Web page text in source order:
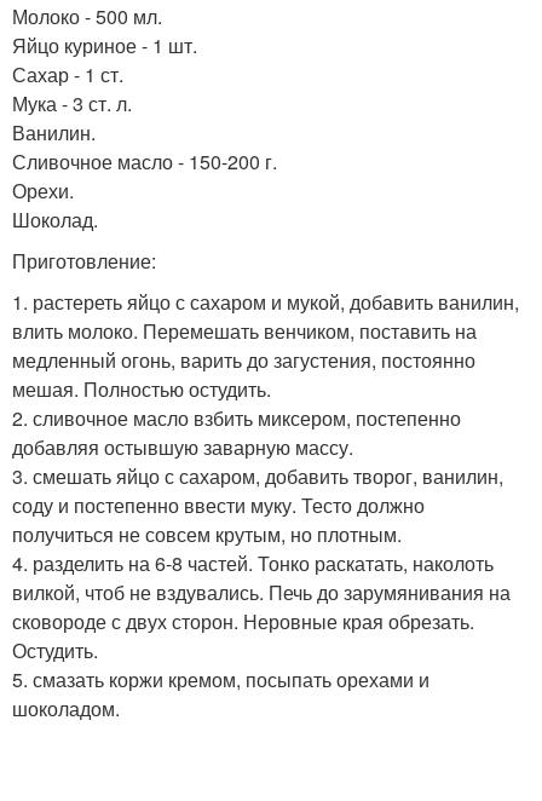
Молоко - 500 мл.
Яйцо куриное - 1 шт.
Сахар - 1 ст.
Мука - 3 ст. л.
Ванилин.
Сливочное масло - 150-200 г.
Орехи.
Шоколад.
Приготовление:
1. растереть яйцо с сахаром и мукой, добавить ванилин,
влить молоко. Перемешать венчиком, поставить на
медленный огонь, варить до загустения, постоянно
мешая. Полностью остудить.
2. сливочное масло взбить миксером, постепенно
добавляя остывшую заварную массу.
3. смешать яйцо с сахаром, добавить творог, ванилин,
соду и постепенно ввести муку. Тесто должно
получиться не совсем крутым, но плотным.
4. разделить на 6-8 частей. Тонко раскатать, наколоть
вилкой, чтоб не вздувались. Печь до зарумянивания на
сковороде с двух сторон. Неровные края обрезать.
Остудить.
5. смазать коржи кремом, посыпать орехами и
шоколадом.